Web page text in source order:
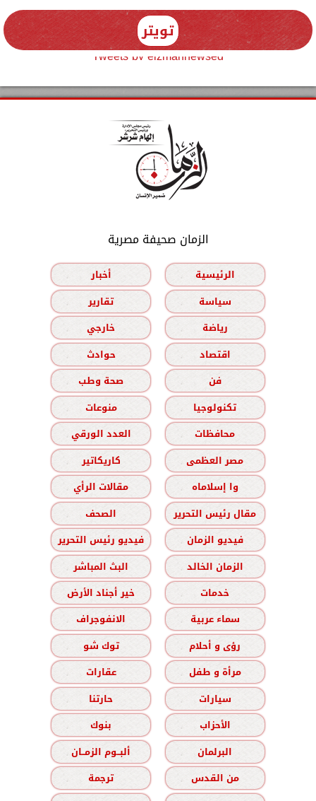
تويتر
Tweets by elzmannewseg
الزمان صحيفة مصرية
الرئيسية
أخبار
سياسة
تقارير
رياضة
خارجي
اقتصاد
حوادث
فن
صحة وطب
تكنولوجيا
منوعات
محافظات
العدد الورقي
مصر العظمى
كاريكاتير
وا إسلاماه
مقالات الرأي
مقال رئيس التحرير
الصحف
فيديو الزمان
فيديو رئيس التحرير
الزمان الخالد
البث المباشر
خدمات
خير أجناد الأرض
سماء عربية
الانفوجراف
رؤى و أحلام
توك شو
مرأة و طفل
عقارات
سيارات
حارتنا
الأحزاب
بنوك
البرلمان
ألبــوم الزمــان
من القدس
ترجمة